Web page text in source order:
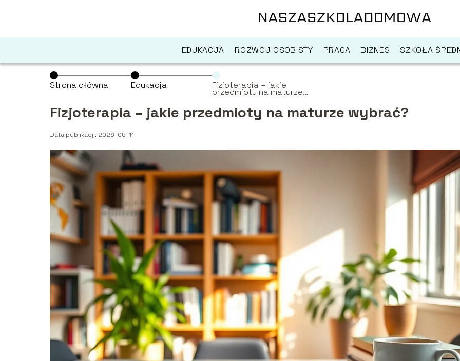
EDUKACJA ROZWÓJ OSOBISTY PRACA BIZNES SZKOŁA
Strona główna Edukacja Fizjoterapia – jakie
przedmioty na maturze
wybrać?
Fizjoterapia – jakie przedmioty na maturze wybrać?
Data publikacji: 2026-05-11